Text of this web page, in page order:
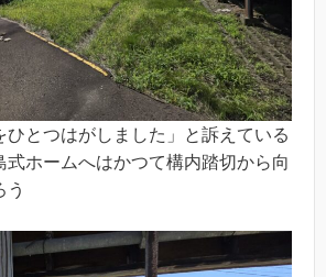
ひとつはがしました」と訴えている
式ホームへはかつて構内踏切から向
う